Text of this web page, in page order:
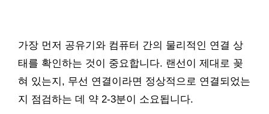
가장 먼저 공유기와 컴퓨터 간의 물리적인 연결 상
태를 확인하는 것이 중요합니다. 랜선이 제대로 꽂
혀 있는지, 무선 연결이라면 정상적으로 연결되었는
지 점검하는 데 약 2-3분이 소요됩니다.